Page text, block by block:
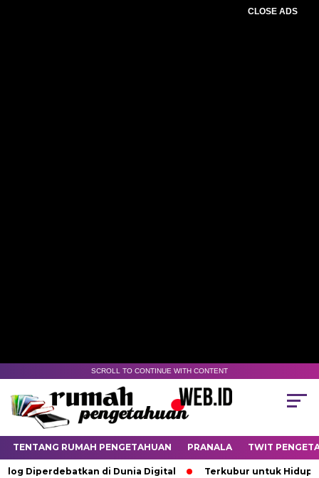
CLOSE ADS
SCROLL TO CONTINUE WITH CONTENT
TENTANG RUMAH PENGETAHUAN PRANALA TWIT
di Dunia Digital Terkubur untuk Hidup